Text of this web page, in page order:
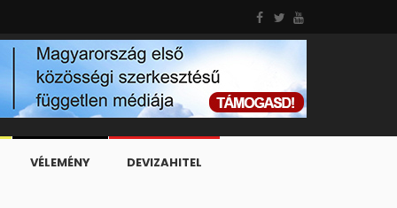
VÉLEMÉNY DEVIZAHITEL